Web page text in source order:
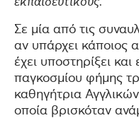
Σε μία από τις
αν υπάρχει κάποιος
έχει υποστηρίξει
παγκοσμίου φήμης
καθηγήτρια
οποία βρισκόταν